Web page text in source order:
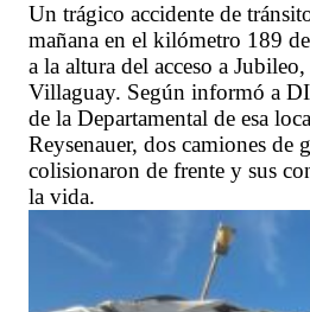
Un trágico accidente de
mañana en el kilómetro 189
a la altura del acceso a
Villaguay. Según informó a
de la Departamental de esa
Reysenauer, dos camiones de
colisionaron de frente y sus
la vida.